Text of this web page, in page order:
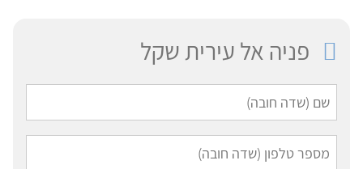
פניה אל עירית שקל